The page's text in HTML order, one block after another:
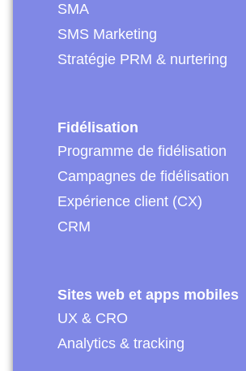
SMA
SMS Marketing
Stratégie PRM & nurtering
Fidélisation
Programme de fidélisation
Campagnes de fidélisation
Expérience client (CX)
CRM
Sites web et apps mobiles
UX & CRO
Analytics & tracking